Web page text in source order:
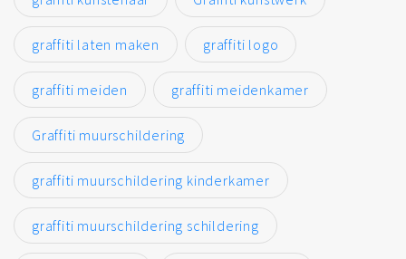
graffiti laten maken graffiti logo
graffiti meiden graffiti meidenkamer
Graffiti muurschildering
graffiti muurschildering kinderkamer
graffiti muurschildering schildering